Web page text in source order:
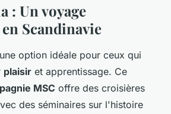
: Un voyage
Scandinavie
option idéale pour ceux qui
plaisir et apprentissage. Ce
MSC offre des croisières
des séminaires sur l'histoire